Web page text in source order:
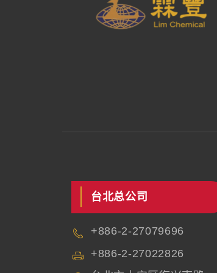
台北总公司
+886-2-27079696
+886-2-27022826